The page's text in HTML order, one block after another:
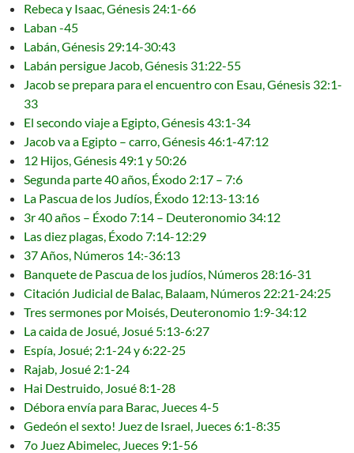
Rebeca y Isaac, Génesis 24:1-66
Laban -45
Labán, Génesis 29:14-30:43
Labán persigue Jacob, Génesis 31:22-55
Jacob se prepara para el encuentro con Esau, Génesis 32:1-
33
El secondo viaje a Egipto, Génesis 43:1-34
Jacob va a Egipto – carro, Génesis 46:1-47:12
12 Hijos, Génesis 49:1 y 50:26
Segunda parte 40 años, Éxodo 2:17 – 7:6
La Pascua de los Judíos, Éxodo 12:13-13:16
3r 40 años – Éxodo 7:14 – Deuteronomio 34:12
Las diez plagas, Éxodo 7:14-12:29
37 Años, Números 14:-36:13
Banquete de Pascua de los judíos, Números 28:16-31
Citación Judicial de Balac, Balaam, Números 22:21-24:25
Tres sermones por Moisés, Deuteronomio 1:9-34:12
La caida de Josué, Josué 5:13-6:27
Espía, Josué; 2:1-24 y 6:22-25
Rajab, Josué 2:1-24
Hai Destruido, Josué 8:1-28
Débora envía para Barac, Jueces 4-5
Gedeón el sexto! Juez de Israel, Jueces 6:1-8:35
7o Juez Abimelec, Jueces 9:1-56